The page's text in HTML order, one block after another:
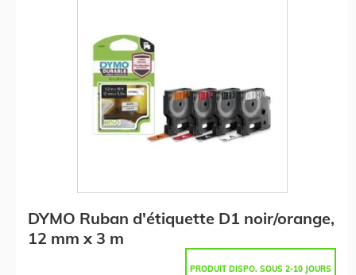
DYMO Ruban d'étiquette D1 noir/orange,
12 mm x 3 m
PRODUIT DISPO. SOUS 2-10 JOURS